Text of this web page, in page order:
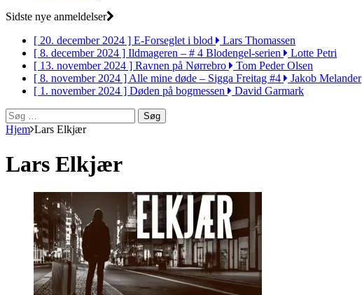
Sidste nye anmeldelser
[ 20. december 2024 ] E-Forseglet i blod
Lars Thomassen
[ 8. december 2024 ] Ildmageren – # 4 Blodengel-serien
Lotte Petri
[ 13. november 2024 ] Ravnen på Nørrebro
Tom Peder Olsen
[ 8. november 2024 ]Alle mine døde – Sigga Freitag #4
Jakob Melander
[ 1. november 2024 ] Døden på bogmessen
David Garmark
Søg
efter:
Hjem Lars Elkjær
Lars Elkjær